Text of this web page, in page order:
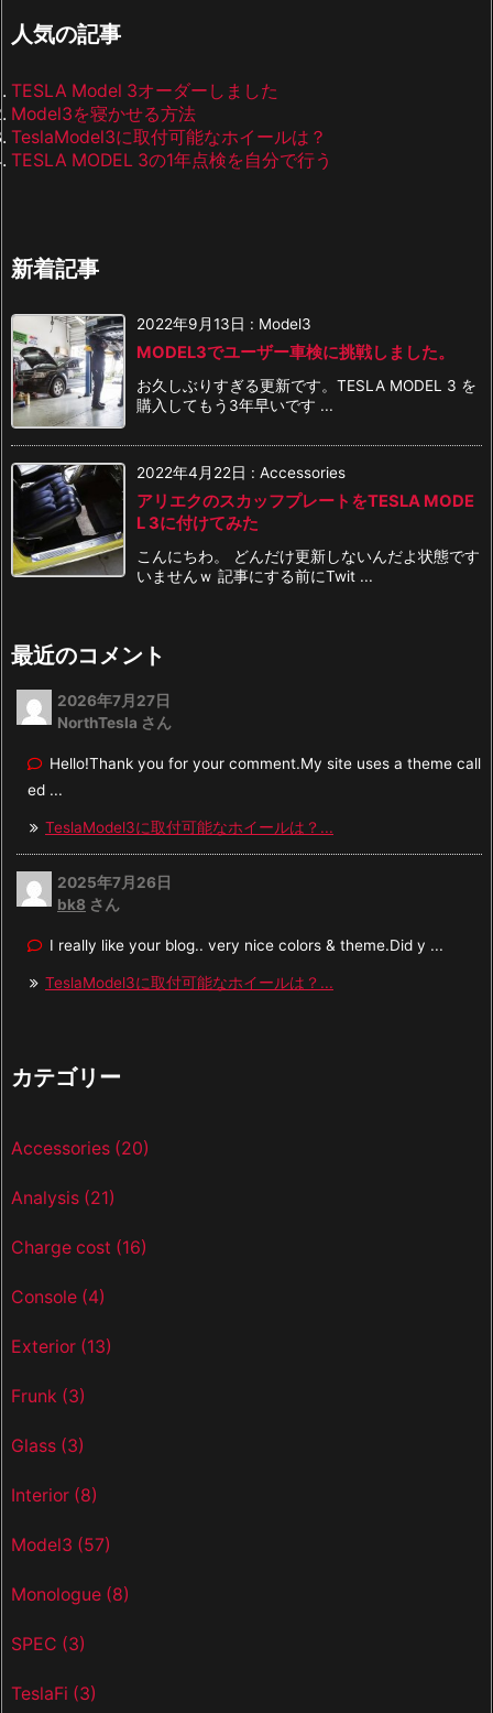
人気の記事
TESLA Model 3オーダーしました
Model3を寝かせる方法
TeslaModel3に取付可能なホイールは？
TESLA MODEL 3の1年点検を自分で行う
新着記事
2022年9月13日 : Model3
MODEL3でユーザー車検に挑戦しました。
お久しぶりすぎる更新です。TESLA MODEL 3 を
購入してもう3年早いです ...
2022年4月22日 : Accessories
アリエクのスカッフプレートをTESLA MODE
L 3に付けてみた
こんにちわ。 どんだけ更新しないんだよ状態です
いませんｗ 記事にする前にTwit ...
最近のコメント
2026年7月27日
NorthTesla さん
Hello!Thank you for your comment.My site uses a theme call
ed ...
TeslaModel3に取付可能なホイールは？...
2025年7月26日
bk8 さん
I really like your blog.. very nice colors & theme.Did y ...
TeslaModel3に取付可能なホイールは？...
カテゴリー
Accessories (20)
Analysis (21)
Charge cost (16)
Console (4)
Exterior (13)
Frunk (3)
Glass (3)
Interior (8)
Model3 (57)
Monologue (8)
SPEC (3)
TeslaFi (3)